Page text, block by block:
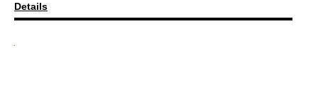
Details